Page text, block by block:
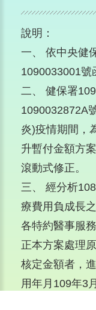
說明：
一、 依中央健
1090033001號
二、 健保署
1090032872A
炎)疫情期間，
升暫付金額方
滾動式修正。
三、 經分析
療費用負成長
各特約醫事服
正本方案處理
核定金額者，
用年月109年3